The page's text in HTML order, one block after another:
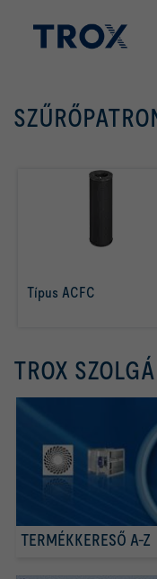
Típus ACFC
TROX
TERMÉKKERESŐ A-Z